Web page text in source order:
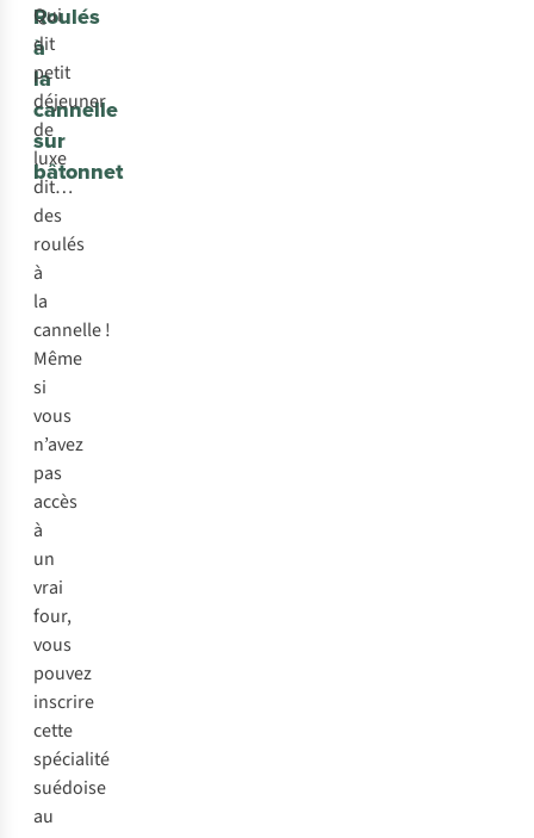
Roulés
à
la
cannelle
sur
bâtonnet
Qui
dit
petit
déjeuner
de
luxe
dit…
des
roulés
à
la
cannelle !
Même
si
vous
n’avez
pas
accès
à
un
vrai
four,
vous
pouvez
inscrire
cette
spécialité
suédoise
au